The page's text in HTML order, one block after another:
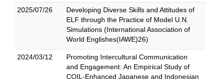
2025/07/26
Developing Diverse Skills and Attitudes of
ELF through the Practice of Model U.N.
Simulations (International Association of
World Englishes(IAWE)26)
2024/03/12
Promoting Intercultural Communication
and Engagement: An Empirical Study of
COIL-Enhanced Japanese and Indonesian